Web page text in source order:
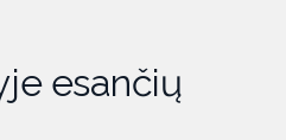
esančių